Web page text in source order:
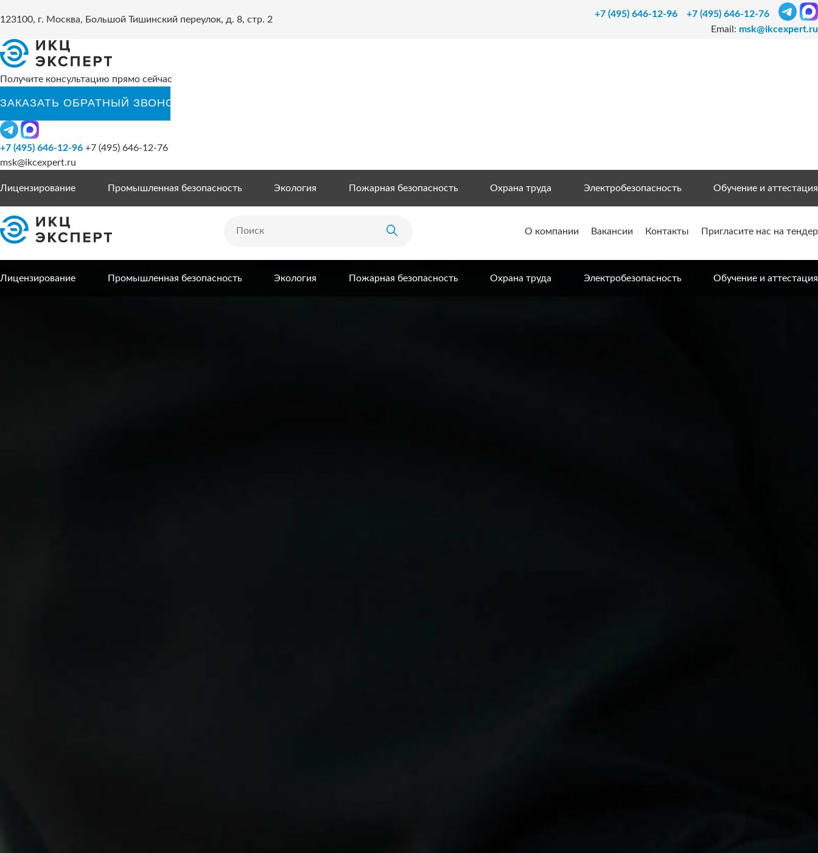
123100, г. Москва, Большой Тишинский переулок, д. 8, стр. 2
+7 (495) 646-12-96
+7 (495) 646-12-76
Email: msk@ikcexpert.ru
Получите консультацию прямо сейчас
+7 (495) 646-12-96 +7 (495) 646-12-76
msk@ikcexpert.ru
Лицензирование Промышленная безопасность Экология Пожарная безопасность Охрана труда Электробезопасность Обучение и аттестация
О компании Вакансии Контакты Пригласите нас на тендер
Лицензирование Промышленная безопасность Экология Пожарная безопасность Охрана труда Электробезопасность Обучение и аттестация